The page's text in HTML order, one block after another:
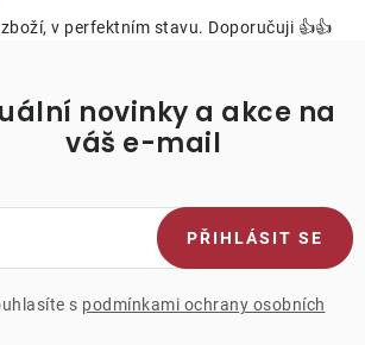
v perfektním stavu. Doporučuji 👍👍
novinky a akce na
váš e-mail
s podmínkami ochrany osobních
PŘIHLÁSIT SE